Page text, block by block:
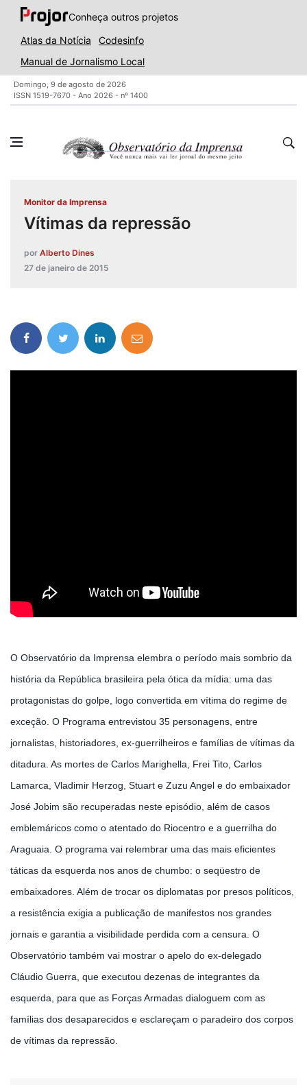
Conheça outros projetos
Atlas da Notícia
Codesinfo
Manual de Jornalismo Local
Domingo, 9 de agosto de 2026
ISSN 1519-7670 - Ano 2026 - nº 1400
Monitor da Imprensa
Vítimas da repressão
por Alberto Dines
27 de janeiro de 2015
O Observatório da Imprensa elembra o período mais sombrio da
história da República brasileira pela ótica da mídia: uma das
protagonistas do golpe, logo convertida em vítima do regime de
exceção. O Programa entrevistou 35 personagens, entre
jornalistas, historiadores, ex-guerrilheiros e famílias de vítimas da
ditadura. As mortes de Carlos Marighella, Frei Tito, Carlos
Lamarca, Vladimir Herzog, Stuart e Zuzu Angel e do embaixador
José Jobim são recuperadas neste episódio, além de casos
emblemáricos como o atentado do Riocentro e a guerrilha do
Araguaia. O programa vai relembrar uma das mais eficientes
táticas da esquerda nos anos de chumbo: o seqüestro de
embaixadores. Além de trocar os diplomatas por presos políticos,
a resistência exigia a publicação de manifestos nos grandes
jornais e garantia a visibilidade perdida com a censura. O
Observatório também vai mostrar o apelo do ex-delegado
Cláudio Guerra, que executou dezenas de integrantes da
esquerda, para que as Forças Armadas dialoguem com as
famílias dos desaparecidos e esclareçam o paradeiro dos corpos
de vítimas da repressão.